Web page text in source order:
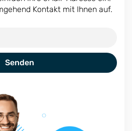
Kontakt mit Ihnen auf.
Senden